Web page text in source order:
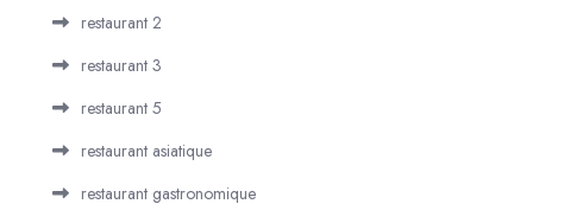
restaurant 2
restaurant 3
restaurant 5
restaurant asiatique
restaurant gastronomique